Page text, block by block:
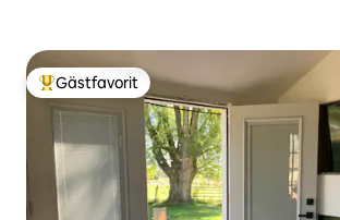
Populär gästfavorit
Gästfavorit